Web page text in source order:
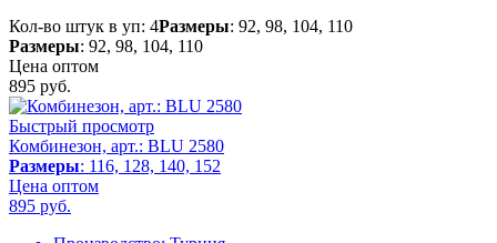
Кол-во штук в уп: 4Размеры: 92, 98, 104, 110
Размеры: 92, 98, 104, 110
Цена оптом
895 руб.
Быстрый просмотр
Комбинезон, арт.: BLU 2580
Размеры: 116, 128, 140, 152
Цена оптом
895 руб.